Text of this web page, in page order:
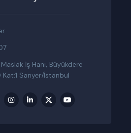
İş Hanı, Büyükdere
Sarıyer/İstanbul